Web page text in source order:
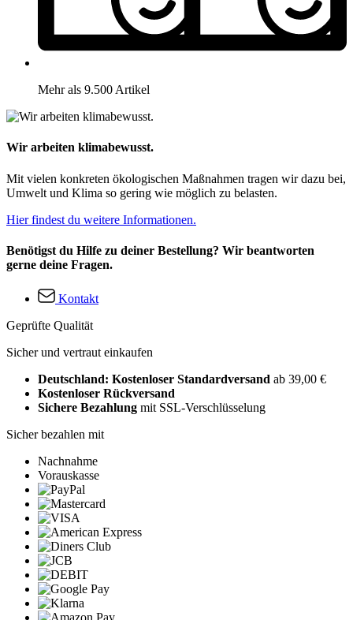
Mehr als 9.500 Artikel
Wir arbeiten klimabewusst.
Mit vielen konkreten ökologischen Maßnahmen tragen wir dazu bei,
Umwelt und Klima so gering wie möglich zu belasten.
Hier findest du weitere Informationen.
Benötigst du Hilfe zu deiner Bestellung? Wir beantworten
gerne deine Fragen.
Kontakt
Geprüfte Qualität
Sicher und vertraut einkaufen
Deutschland: Kostenloser Standardversand ab 39,00 €
Kostenloser Rückversand
Sichere Bezahlung mit SSL-Verschlüsselung
Sicher bezahlen mit
Nachnahme
Vorauskasse